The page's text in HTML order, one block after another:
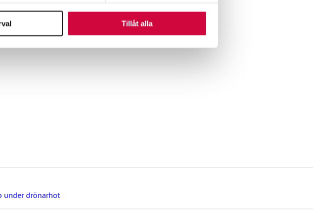
Tillåt alla
Evenemanget är öppet för alla personliga assistenter.
under drönarhot